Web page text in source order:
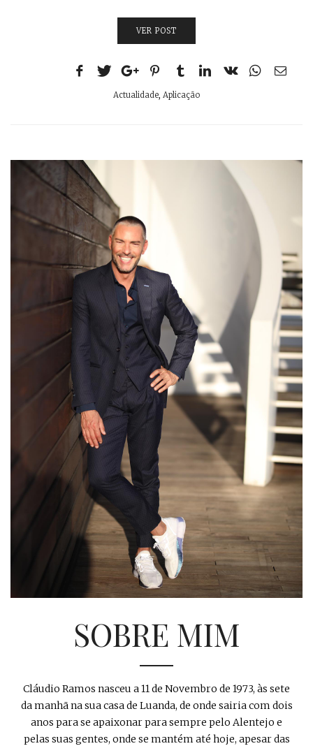
VER POST
Actualidade Aplicação
SOBRE MIM
Cláudio Ramos nasceu a 11 de Novembro de 1973, às sete
da manhã na sua casa de Luanda, de onde sairia com dois
anos para se apaixonar para sempre pelo Alentejo e
pelas suas gentes, onde se mantém até hoje, apesar das